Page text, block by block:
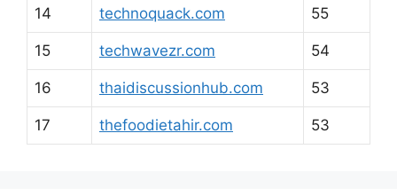
14 technoquack.com 55
15 techwavezr.com 54
16 thaidiscussionhub.com 53
17 thefoodietahir.com 53